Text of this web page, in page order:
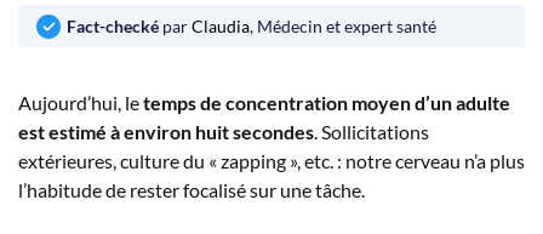
Fact-checké parClaudia, Médecin et expert santé
Aujourd’hui, letemps de concentration moyen d’un adulte
est estimé à environ huit secondes. Sollicitations
extérieures, culture du « zapping », etc. : notre cerveau n’a plus
l’habitude de rester focalisé sur une tâche.